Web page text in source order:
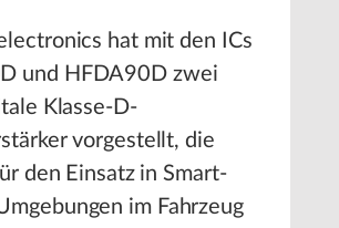
hat mit den ICs
und HFDA90D zwei
Klasse-D-
vorgestellt, die
den Einsatz in Smart-
im Fahrzeug